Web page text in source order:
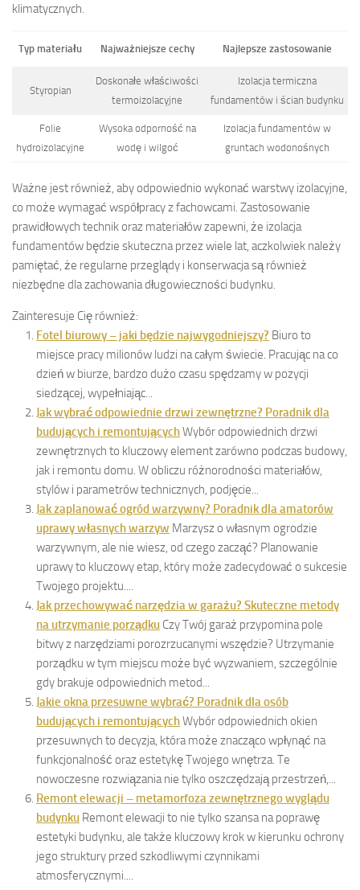
klimatycznych.
Typ materiału Najważniejsze cechy Najlepsze zastosowanie
Styropian
Doskonałe właściwości
termoizolacyjne
Izolacja termiczna
fundamentów i ścian budynku
Folie
hydroizolacyjne
Wysoka odporność na
wodę i wilgoć
Izolacja fundamentów w
gruntach wodonośnych
Ważne jest również, aby odpowiednio wykonać warstwy izolacyjne,
co może wymagać współpracy z fachowcami. Zastosowanie
prawidłowych technik oraz materiałów zapewni, że izolacja
fundamentów będzie skuteczna przez wiele lat, aczkolwiek należy
pamiętać, że regularne przeglądy i konserwacja są również
niezbędne dla zachowania długowieczności budynku.
Zainteresuje Cię również:
Fotel biurowy – jaki będzie najwygodniejszy? Biuro to
miejsce pracy milionów ludzi na całym świecie. Pracując na co
dzień w biurze, bardzo dużo czasu spędzamy w pozycji
siedzącej, wypełniając...
Jak wybrać odpowiednie drzwi zewnętrzne? Poradnik dla
budujących i remontującychWybór odpowiednich drzwi
zewnętrznych to kluczowy element zarówno podczas budowy,
jak i remontu domu. W obliczu różnorodności materiałów,
stylów i parametrów technicznych, podjęcie...
Jak zaplanować ogród warzywny? Poradnik dla amatorów
uprawy własnych warzyw Marzysz o własnym ogrodzie
warzywnym, ale nie wiesz, od czego zacząć? Planowanie
uprawy to kluczowy etap, który może zadecydować o sukcesie
Twojego projektu....
Jak przechowywać narzędzia w garażu? Skuteczne metody
na utrzymanie porządku Czy Twój garaż przypomina pole
bitwy z narzędziami porozrzucanymi wszędzie? Utrzymanie
porządku w tym miejscu może być wyzwaniem, szczególnie
gdy brakuje odpowiednich metod...
Jakie okna przesuwne wybrać? Poradnik dla osób
budujących i remontującychWybór odpowiednich okien
przesuwnych to decyzja, która może znacząco wpłynąć na
funkcjonalność oraz estetykę Twojego wnętrza. Te
nowoczesne rozwiązania nie tylko oszczędzają przestrzeń,...
Remont elewacji – metamorfoza zewnętrznego wyglądu
budynku Remont elewacji to nie tylko szansa na poprawę
estetyki budynku, ale także kluczowy krok w kierunku ochrony
jego struktury przed szkodliwymi czynnikami
atmosferycznymi....